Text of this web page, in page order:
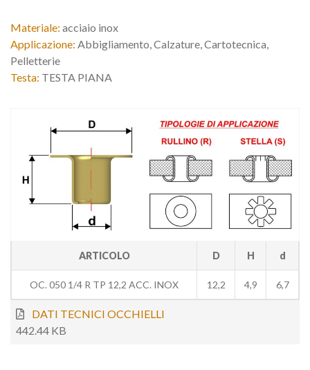
Materiale: acciaio inox
Applicazione: Abbigliamento, Calzature, Cartotecnica,
Pelletterie
Testa: TESTA PIANA
ARTICOLO D H d
OC. 050 1/4 R TP 12,2 ACC. INOX 12,2 4,9 6,7
DATI TECNICI OCCHIELLI
442.44 KB